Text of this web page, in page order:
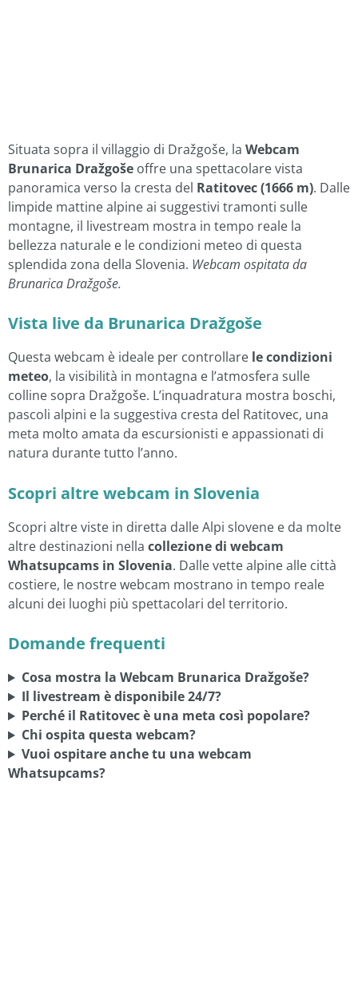
Situata sopra il villaggio di Dražgoše, la Webcam
Brunarica Dražgoše offre una spettacolare vista
panoramica verso la cresta del Ratitovec (1666 m). Dalle
limpide mattine alpine ai suggestivi tramonti sulle
montagne, il livestream mostra in tempo reale la
bellezza naturale e le condizioni meteo di questa
splendida zona della Slovenia. Webcam ospitata da
Brunarica Dražgoše.
Vista live da Brunarica Dražgoše
Questa webcam è ideale per controllare le condizioni
meteo, la visibilità in montagna e l’atmosfera sulle
colline sopra Dražgoše. L’inquadratura mostra boschi,
pascoli alpini e la suggestiva cresta del Ratitovec, una
meta molto amata da escursionisti e appassionati di
natura durante tutto l’anno.
Scopri altre webcam in Slovenia
Scopri altre viste in diretta dalle Alpi slovene e da molte
altre destinazioni nella collezione di webcam
Whatsupcams in Slovenia. Dalle vette alpine alle città
costiere, le nostre webcam mostrano in tempo reale
alcuni dei luoghi più spettacolari del territorio.
Domande frequenti
Cosa mostra la Webcam Brunarica Dražgoše?
Il livestream è disponibile 24/7?
Perché il Ratitovec è una meta così popolare?
Chi ospita questa webcam?
Vuoi ospitare anche tu una webcam
Whatsupcams?